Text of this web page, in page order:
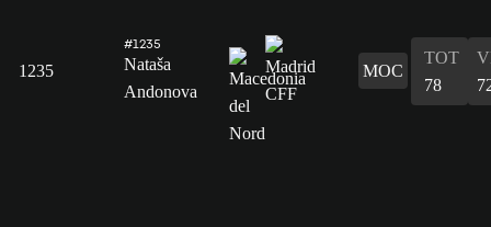
1235
#1235
Nataša
Andonova
MOC
TOT
78